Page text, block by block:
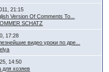
21:15
Version Of Comments To...
SCHATZ
17:28
видео уроки по дре...
14:50
для хозяев